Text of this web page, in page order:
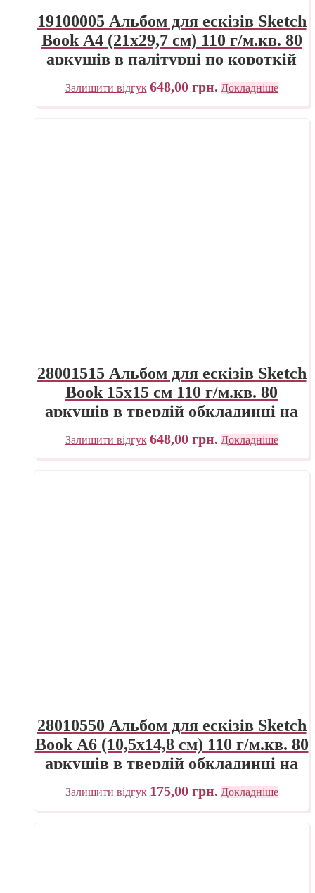
19100005 Альбом для ескізів Sketch
Book А4 (21х29,7 см) 110 г/м.кв. 80
аркушів в палітурці по короткій
стороні Fabriano Італія
Залишити відгук 648,00 грн. Докладніше
28001515 Альбом для ескізів Sketch
Book 15х15 см 110 г/м.кв. 80
аркушів в твердій обкладинці на
спіралі Fabriano Італія
Залишити відгук 648,00 грн. Докладніше
28010550 Альбом для ескізів Sketch
Book А6 (10,5х14,8 см) 110 г/м.кв. 80
аркушів в твердій обкладинці на
спіралі по довгій стороні Fabriano
Італія
Залишити відгук 175,00 грн. Докладніше